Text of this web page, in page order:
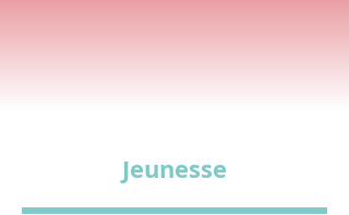
Jeunesse